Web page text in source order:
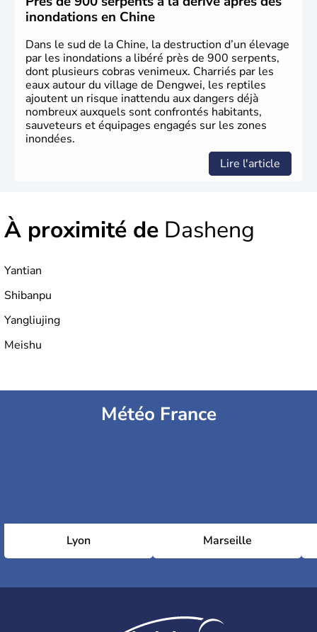
en 1945. Illustre pays en matière d'inventions avant-
gardistes, la Chine a été la première utilisatrice du papier,
de l'imprimerie à caractères mobiles, de la boussole et de
la poudre à canon.
inondations en Chine
Dans le sud de la Chine, la destruction d’un élevage
par les inondations a libéré près de 900 serpents,
dont plusieurs cobras venimeux. Charriés par les
eaux autour du village de Dengwei, les reptiles
ajoutent un risque inattendu aux dangers déjà
nombreux auxquels sont confrontés habitants,
sauveteurs et équipages engagés sur les zones
inondées.
Lire l'article
À proximité de Dasheng
Yantian
Shibanpu
Yangliujing
Meishu
Météo France
Lyon Marseille